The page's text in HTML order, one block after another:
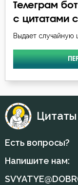
Вера
Вознесение
Война
Воплощение
Макарий
Максим
Моисей
Никон
Нил Синайский
Петр Дамаскин
Телеграм бот
с цитатами
Выдает случайную
Есть вопросы?
Напишите нам: